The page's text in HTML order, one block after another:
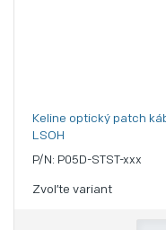
Keline optický patch
LSOH
P/N: P05D-STST-xxx
Zvoľte variant